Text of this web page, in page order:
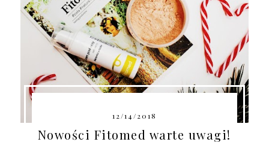
12/14/2018
Nowości Fitomed warte uwagi!